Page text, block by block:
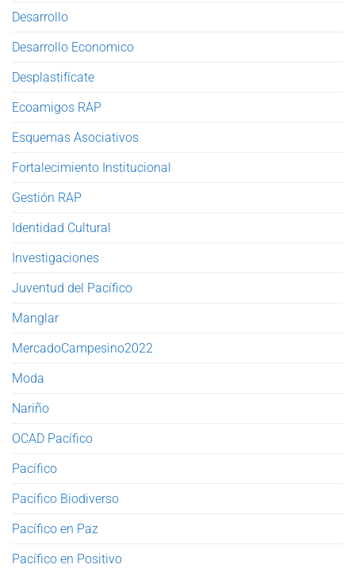
Desarrollo
Desarrollo Economico
Desplastifícate
Ecoamigos RAP
Esquemas Asociativos
Fortalecimiento Institucional
Gestión RAP
Identidad Cultural
Investigaciones
Juventud del Pacífico
Manglar
MercadoCampesino2022
Moda
Nariño
OCAD Pacífico
Pacífico
Pacífico Biodiverso
Pacífico en Paz
Pacífico en Positivo